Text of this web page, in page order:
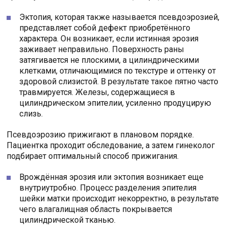
Эктопия, которая также называется псевдоэрозией,
представляет собой дефект приобретённого
характера. Он возникает, если истинная эрозия
заживает неправильно. Поверхность раны
затягивается не плоскими, а цилиндрическими
клетками, отличающимися по текстуре и оттенку от
здоровой слизистой. В результате такое пятно часто
травмируется. Железы, содержащиеся в
цилиндрическом эпителии, усиленно продуцирую
слизь.
Псевдоэрозию прижигают в плановом порядке.
Пациентка проходит обследование, а затем гинеколог
подбирает оптимальный способ прижигания.
Врождённая эрозия или эктопия возникает еще
внутриутробно. Процесс разделения эпителия
шейки матки происходит некорректно, в результате
чего влагалищная область покрывается
цилиндрической тканью.